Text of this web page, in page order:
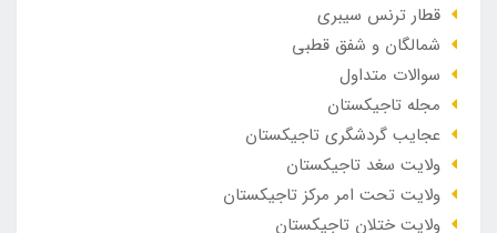
قطار ترنس سیبری
شمالگان و شفق قطبی
سوالات متداول
مجله تاجیکستان
عجایب گردشگری تاجیکستان
ولایت سغد تاجیکستان
ولایت تحت امر مرکز تاجیکستان
ولایت ختلان تاجیکستان